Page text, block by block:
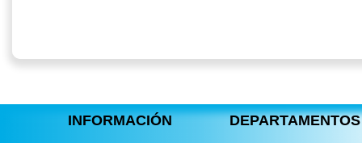
INFORMACIÓN DEPARTAMENTOS